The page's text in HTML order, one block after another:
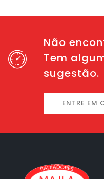
Não
Tem
sugestão.
ENTRE EM